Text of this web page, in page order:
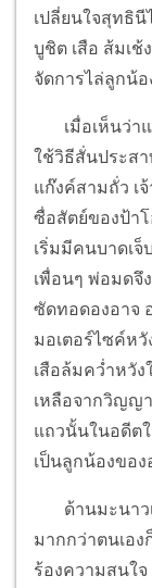
เปลี่ยนใจสุทธินี
บูชิต เสือ ส้มเ
จัดการไล่ลูกน้
เมื่อเห็นว่าแ
ใช้วิธีสั่นประส
แก๊งค์สามถั่ว เ
ซื่อสัตย์ของป้าโ
เริ่มมีคนบาดเจ็
เพื่อนๆ พ่อมดจึ
ซัดทอดองอาจ
มอเตอร์ไซค์ห
เสือล้มคว่ำหวัง
เหลือจากวิญญ
แถวนั้นในอดีต
เป็นลูกน้องของ
ด้านมะนาวเ
มากกว่าตนเอ
ร้องความสนใ